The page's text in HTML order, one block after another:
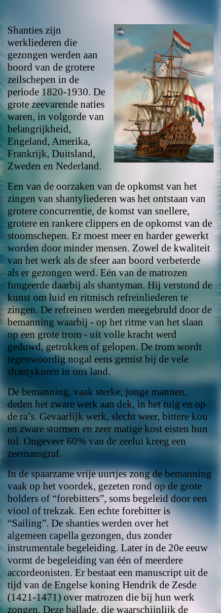
Shanties zijn
werkliederen die
gezongen werden aan
boord van de grotere
zeilschepen in de
periode 1820-1930. De
grote zeevarende naties
waren, in volgorde van
belangrijkheid,
Engeland, Amerika,
Frankrijk, Duitsland,
Zweden en Nederland.
Een van de oorzaken van de opkomst van het
zingen van shantyliederen was het ontstaan van
grotere concurrentie, de komst van snellere,
grotere en rankere clippers en de opkomst van de
stoomschepen. Er moest meer en harder gewerkt
worden door minder mensen. Zowel de kwaliteit
van het werk als de sfeer aan boord verbeterde
als er gezongen werd. Eén van de matrozen
fungeerde daarbij als shantyman. Hij verstond de
kunst om luid en ritmisch refreinliederen te
zingen. De refreinen werden meegebruld door de
bemanning waarbij - op het ritme van het slaan
op een grote trom - uit volle kracht werd
geduwd, getrokken of gelopen. De trom wordt
tegenwoordig nogal eens gemist bij de vele
shantykoren in ons land.
De bemanning, vaak sterke, jonge mannen,
deden het zware werk aan dek, in het tuig en op
de ra’s. Gevaarlijk werk, slecht weer, bittere kou
en zware stormen en zeer matige kost eisten hun
tol. Ongeveer 60% van de zeelui kreeg een
zeemansgraf.
In de spaarzame vrije uurtjes zong de bemanning
vaak op het voordek, gezeten rond op de grote
bolders of “forebitters”, soms begeleid door een
viool of trekzak. Een echte forebitter is
“Sailing”. De shanties werden over het
algemeen capella gezongen, dus zonder
instrumentale begeleiding. Later in de 20e eeuw
vormt de begeleiding van één of meerdere
accordeonisten. Er bestaat een manuscript uit de
tijd van de Engelse koning Hendrik de Zesde
(1421-1471) over matrozen die bij hun werk
zongen. Deze ballade, die waarschijnlijk de